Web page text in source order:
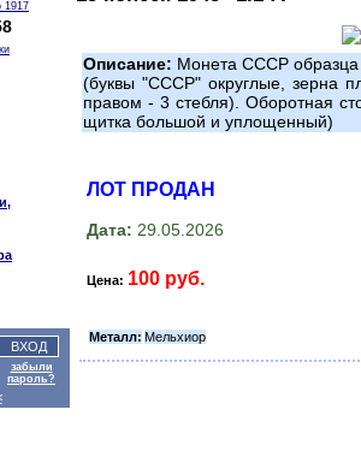
1917
забыли
пароль?
Описание: Монета СССР образца
(буквы "СССР" округлые, зерна
правом - 3 стебля). Оборотная
щитка большой и уплощенный)
ЛОТ ПРОДАН
Дата: 29.05.2026
Цена: 100 руб.
Металл: Мельхиор